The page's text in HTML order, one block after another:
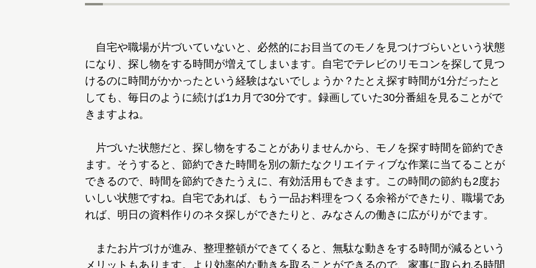
自宅や職場が片づいていないと、必然的にお目当てのモノを見つけづらいという状態
になり、探し物をする時間が増えてしまいます。自宅でテレビのリモコンを探して見つ
けるのに時間がかかったという経験はないでしょうか？たとえ探す時間が1分だったと
しても、毎日のように続けば1カ月で30分です。録画していた30分番組を見ることがで
きますよね。
片づいた状態だと、探し物をすることがありませんから、モノを探す時間を節約でき
ます。そうすると、節約できた時間を別の新たなクリエイティブな作業に当てることが
できるので、時間を節約できたうえに、有効活用もできます。この時間の節約も2度お
いしい状態ですね。自宅であれば、もう一品お料理をつくる余裕ができたり、職場であ
れば、明日の資料作りのネタ探しができたりと、みなさんの働きに広がりがでます。
またお片づけが進み、整理整頓ができてくると、無駄な動きをする時間が減るという
メリットもあります。より効率的な動きを取ることができるので、家事に取られる時間